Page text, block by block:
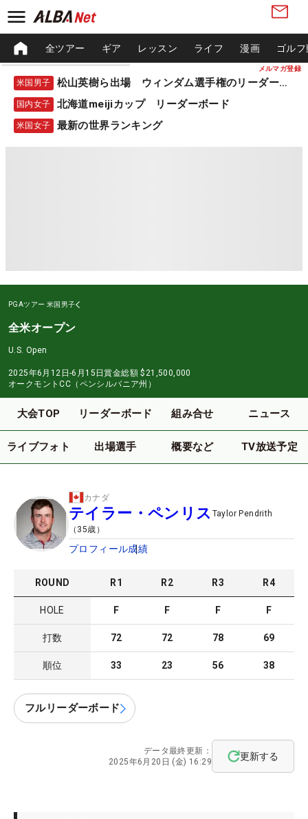
メルマガ登録
全ツアー ギア レッスン ライフ 漫画 ゴル
米国男子 松山英樹ら出場 ウィンダム選手権のリーダーボード
国内女子 北海道meijiカップ リーダーボード
米国女子 最新の世界ランキング
PGAツアー 米国男子
全米オープン
U.S. Open
2025年6月12日-6月15日賞金総額 $21,500,000
オークモントCC（ペンシルバニア州）
大会TOP リーダーボード 組み合せ ニュース
ライブフォト 出場選手 概要など TV放送予定
カナダ
テイラー・ペンリス Taylor Pendrith
（ 35歳）
プロフィール成績
ROUND R1 R2 R3 R4
HOLE F F F F
打数 72 72 78 69
順位 33 23 56 38
フルリーダーボード
データ最終更新：
2025年6月20日 (金) 16:29
更新する